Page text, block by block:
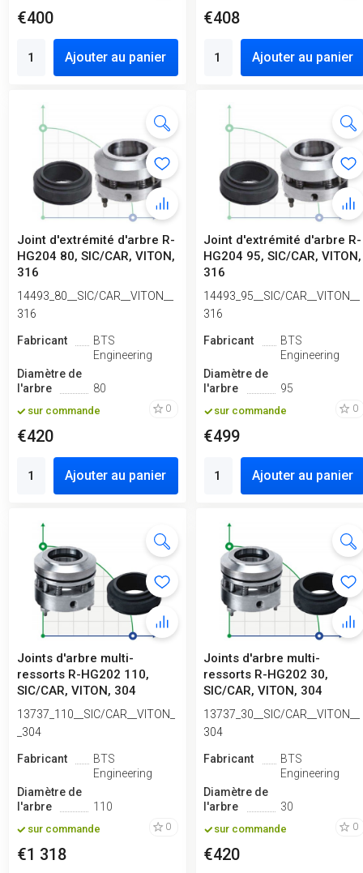
€400
Ajouter au panier
€408
Ajouter au panier
Joint d'extrémité d'arbre R-
HG204 80, SIC/CAR, VITON,
316
14493_80__SIC/CAR__VITON__
316
Fabricant
BTS
Engineering
Diamètre de
l'arbre
80
sur commande 0
€420
Ajouter au panier
Joint d'extrémité d'arbre R-
HG204 95, SIC/CAR, VITON,
316
14493_95__SIC/CAR__VITON__
316
Fabricant
BTS
Engineering
Diamètre de
l'arbre
95
sur commande 0
€499
Ajouter au panier
Joints d'arbre multi-
ressorts R-HG202 110,
SIC/CAR, VITON, 304
13737_110__SIC/CAR__VITON_
_304
Fabricant
BTS
Engineering
Diamètre de
l'arbre
110
sur commande 0
€1 318
Joints d'arbre multi-
ressorts R-HG202 30,
SIC/CAR, VITON, 304
13737_30__SIC/CAR__VITON__
304
Fabricant
BTS
Engineering
Diamètre de
l'arbre
30
sur commande 0
€420